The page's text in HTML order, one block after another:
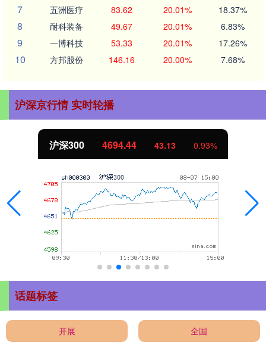
7 五洲医疗 83.62 20.01% 18.37%
8 耐科装备 49.67 20.01% 6.83%
9 一博科技 53.33 20.01% 17.26%
10 方邦股份 146.16 20.00% 7.68%
沪深京行情 实时轮播
沪深300 4694.44 43.13 0.93%
话题标签
开展 全国